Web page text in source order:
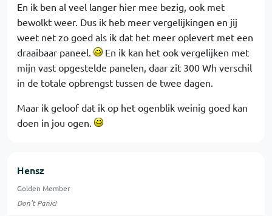
En ik ben al veel langer hier mee bezig, ook met
bewolkt weer. Dus ik heb meer vergelijkingen en jij
weet net zo goed als ik dat het meer oplevert met een
draaibaar paneel.
En ik kan het ook vergelijken met
mijn vast opgestelde panelen, daar zit 300 Wh verschil
in de totale opbrengst tussen de twee dagen.
Maar ik geloof dat ik op het ogenblik weinig goed kan
doen in jou ogen.
Hensz
Golden Member
Don't Panic!